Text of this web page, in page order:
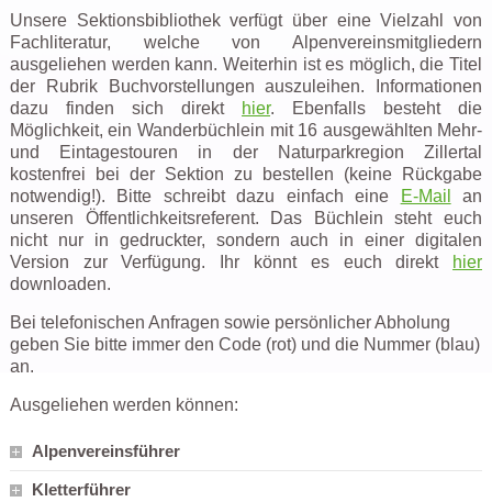
Unsere Sektionsbibliothek verfügt über eine Vielzahl von
Fachliteratur, welche von Alpenvereinsmitgliedern
ausgeliehen werden kann. Weiterhin ist es möglich, die Titel
der Rubrik Buchvorstellungen auszuleihen. Informationen
dazu finden sich direkt
hier. Ebenfalls besteht die
Möglichkeit, ein Wanderbüchlein mit 16 ausgewählten Mehr-
und Eintagestouren in der Naturparkregion Zillertal
kostenfrei bei der Sektion zu bestellen (keine Rückgabe
notwendig!). Bitte schreibt dazu einfach eine
E-Mail
an
unseren Öffentlichkeitsreferent. Das Büchlein steht euch
nicht nur in gedruckter, sondern auch in einer digitalen
Version zur Verfügung. Ihr könnt es euch direkt
hier
downloaden.
Bei telefonischen Anfragen sowie persönlicher Abholung
geben Sie bitte immer den Code (rot) und die Nummer (blau)
an.
Ausgeliehen werden können:
Alpenvereinsführer
Kletterführer